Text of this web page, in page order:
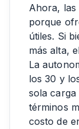
Ahora, las
porque
útiles. Si
más alta,
La
los 30 y
sola
términos
costo de